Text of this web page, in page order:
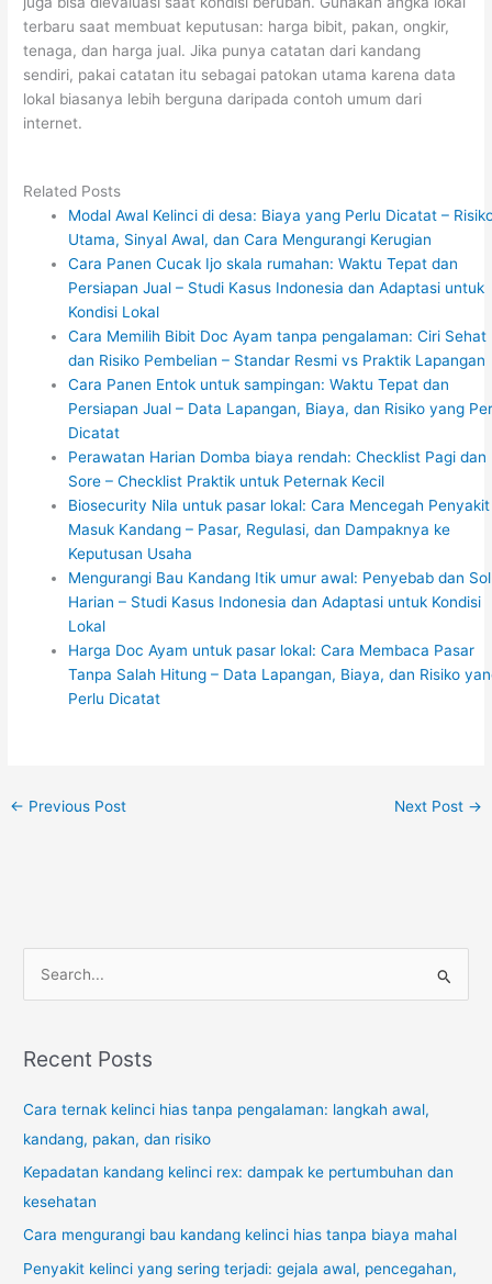
terbaru saat membuat keputusan: harga bibit, pakan, ongkir,
tenaga, dan harga jual. Jika punya catatan dari kandang
sendiri, pakai catatan itu sebagai patokan utama karena data
lokal biasanya lebih berguna daripada contoh umum dari
internet.
Related Posts
Modal Awal Kelinci di desa: Biaya yang Perlu Dicatat –
Utama, Sinyal Awal, dan Cara Mengurangi Kerugian
Cara Panen Cucak Ijo skala rumahan: Waktu Tepat dan
Persiapan Jual – Studi Kasus Indonesia dan Adaptasi untuk
Kondisi Lokal
Cara Memilih Bibit Doc Ayam tanpa pengalaman: Ciri Sehat
dan Risiko Pembelian – Standar Resmi vs Praktik Lapangan
Cara Panen Entok untuk sampingan: Waktu Tepat dan
Persiapan Jual – Data Lapangan, Biaya, dan Risiko yang
Dicatat
Perawatan Harian Domba biaya rendah: Checklist Pagi dan
Sore – Checklist Praktik untuk Peternak Kecil
Biosecurity Nila untuk pasar lokal: Cara Mencegah Penyakit
Masuk Kandang – Pasar, Regulasi, dan Dampaknya ke
Keputusan Usaha
Mengurangi Bau Kandang Itik umur awal: Penyebab dan
Harian – Studi Kasus Indonesia dan Adaptasi untuk Kondisi
Lokal
Harga Doc Ayam untuk pasar lokal: Cara Membaca Pasar
Tanpa Salah Hitung – Data Lapangan, Biaya, dan Risiko
Perlu Dicatat
← Previous Post Next Post →
r
h
f
o
r
:
Recent Posts
Cara ternak kelinci hias tanpa pengalaman: langkah awal,
kandang, pakan, dan risiko
Kepadatan kandang kelinci rex: dampak ke pertumbuhan dan
kesehatan
Cara mengurangi bau kandang kelinci hias tanpa biaya mahal
Penyakit kelinci yang sering terjadi: gejala awal, pencegahan,